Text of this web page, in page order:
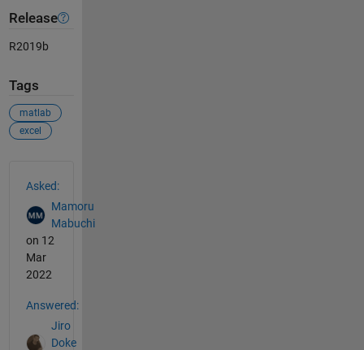
Release
R2019b
Tags
matlab
excel
Asked:
Mamoru
Mabuchi
on 12
Mar
2022
Answered:
Jiro
Doke